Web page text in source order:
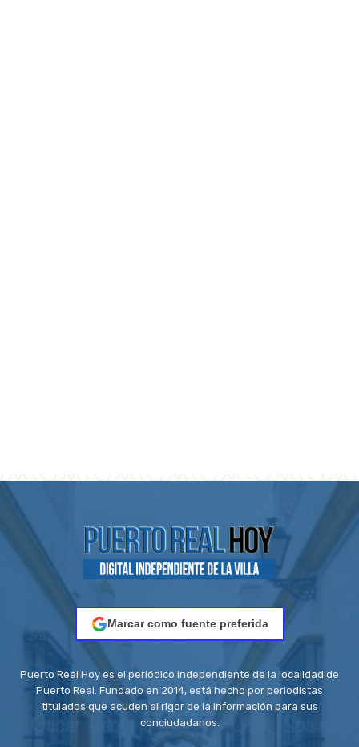
Marcar como fuente preferida
Puerto Real Hoy es el periódico independiente de la localidad de
Puerto Real. Fundado en 2014, está hecho por periodistas
titulados que acuden al rigor de la información para sus
conciudadanos.